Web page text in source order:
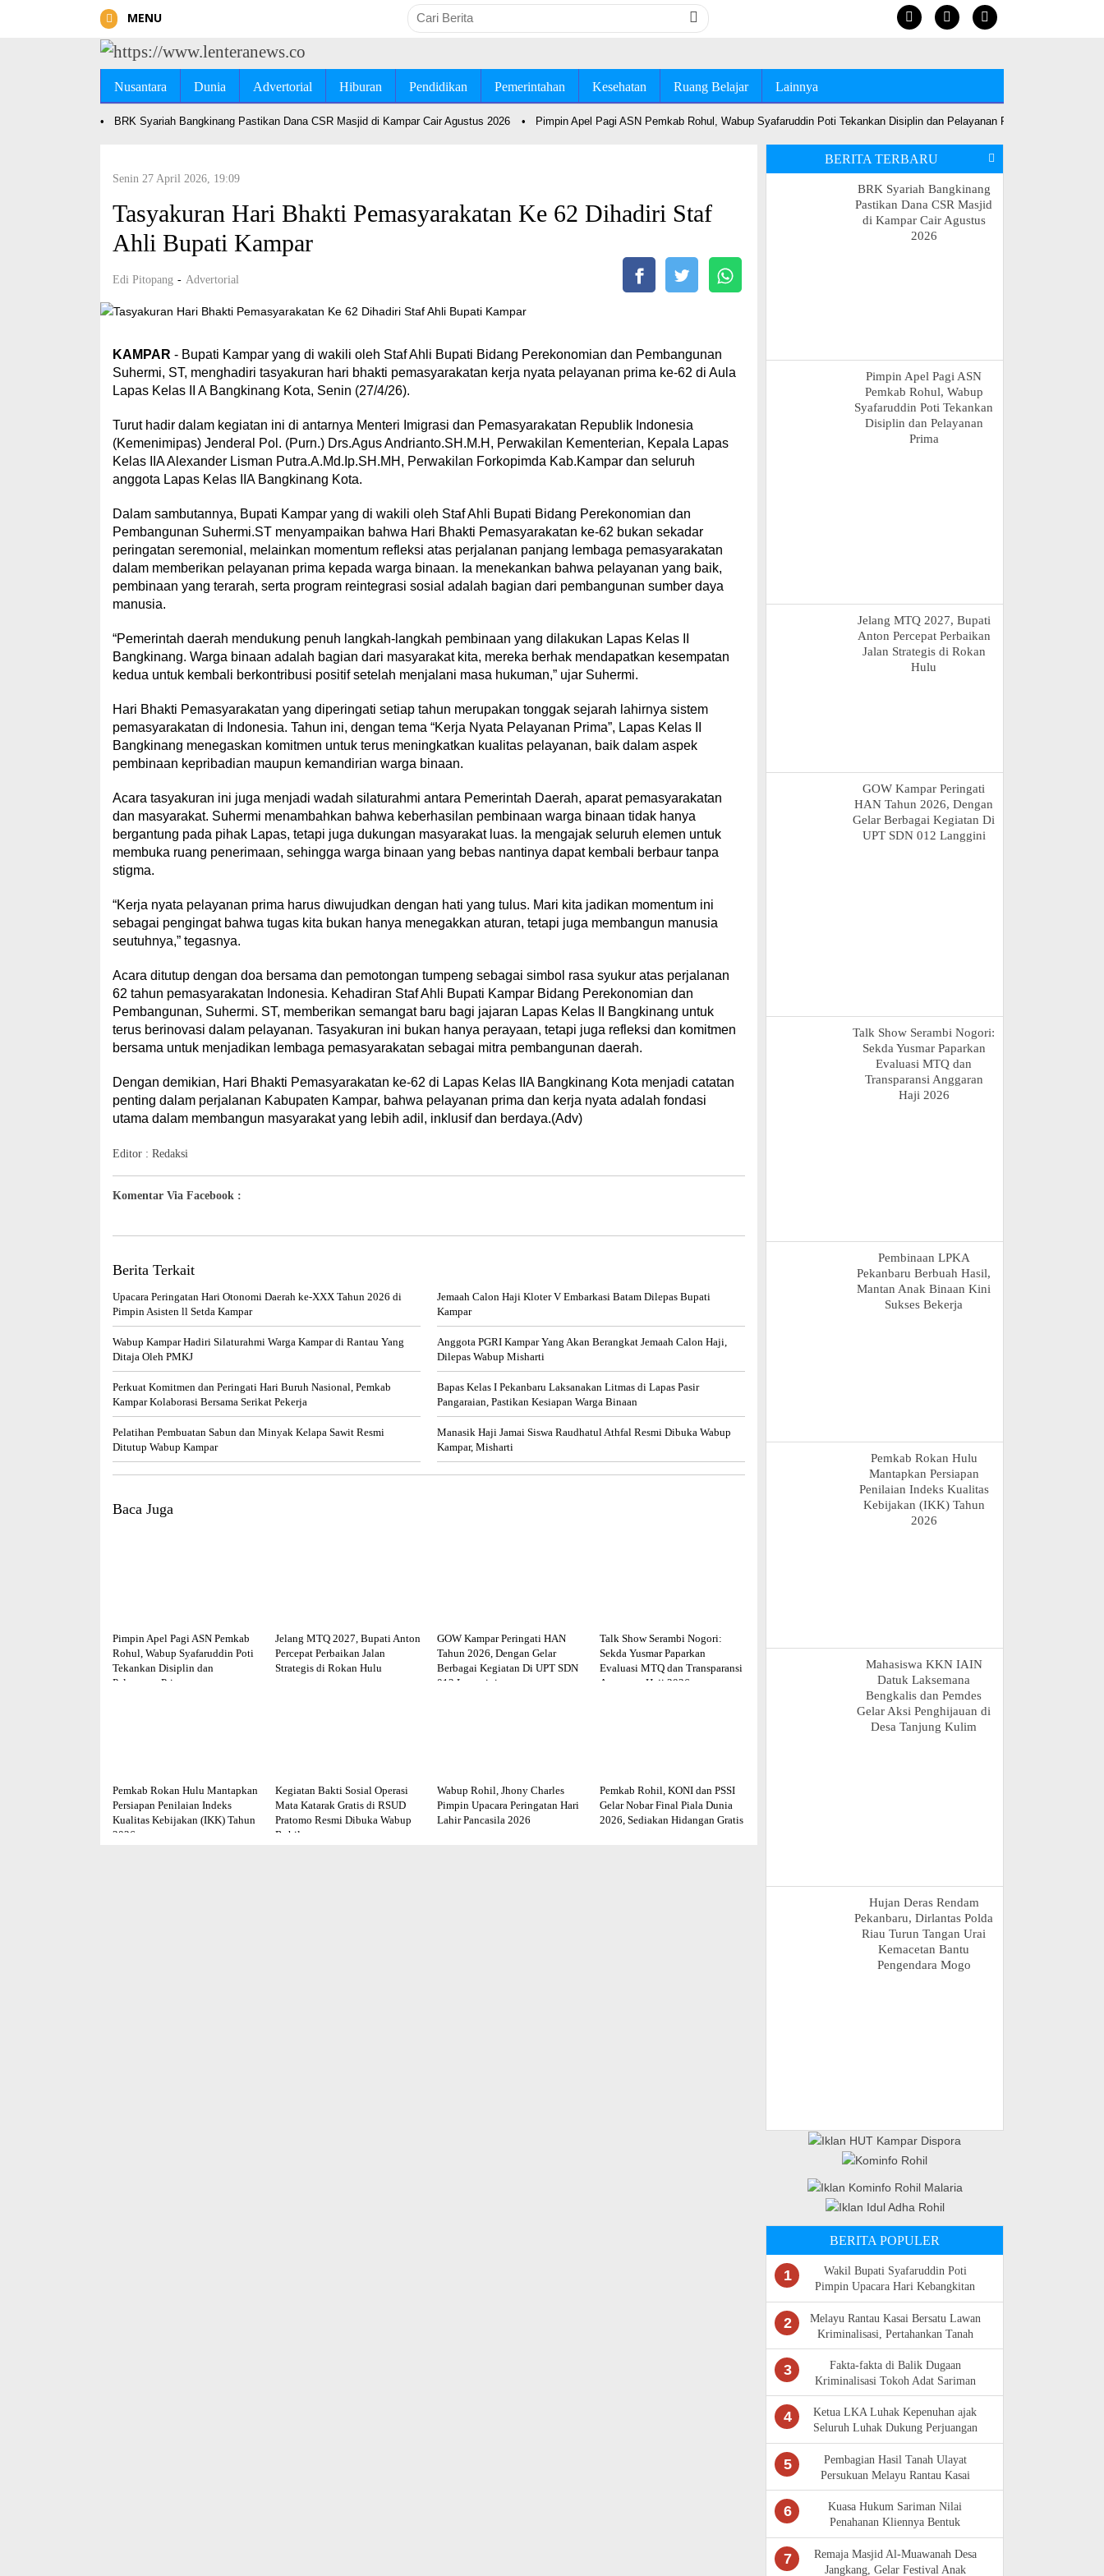
MENU
Nusantara Dunia Advertorial Hiburan Pendidikan Pemerintahan Kesehatan Ruang Belajar Lainnya
• BRK Syariah Bangkinang Pastikan Dana CSR Masjid di Kampar Cair Agustus 2026 • Pimpin Apel Pagi ASN Pemkab Rohul, Wabup Syafaruddin Poti Tekankan Disiplin dan Pelayanan Prima
Senin 27 April 2026, 19:09
Tasyakuran Hari Bhakti Pemasyarakatan Ke 62 Dihadiri Staf
Ahli Bupati Kampar
Edi Pitopang - Advertorial
KAMPAR - Bupati Kampar yang di wakili oleh Staf Ahli Bupati Bidang Perekonomian dan Pembangunan
Suhermi, ST, menghadiri tasyakuran hari bhakti pemasyarakatan kerja nyata pelayanan prima ke-62 di Aula
Lapas Kelas II A Bangkinang Kota, Senin (27/4/26).
Turut hadir dalam kegiatan ini di antarnya Menteri Imigrasi dan Pemasyarakatan Republik Indonesia
(Kemenimipas) Jenderal Pol. (Purn.) Drs.Agus Andrianto.SH.M.H, Perwakilan Kementerian, Kepala Lapas
Kelas IIA Alexander Lisman Putra.A.Md.Ip.SH.MH, Perwakilan Forkopimda Kab.Kampar dan seluruh
anggota Lapas Kelas IIA Bangkinang Kota.
Dalam sambutannya, Bupati Kampar yang di wakili oleh Staf Ahli Bupati Bidang Perekonomian dan
Pembangunan Suhermi.ST menyampaikan bahwa Hari Bhakti Pemasyarakatan ke-62 bukan sekadar
peringatan seremonial, melainkan momentum refleksi atas perjalanan panjang lembaga pemasyarakatan
dalam memberikan pelayanan prima kepada warga binaan. Ia menekankan bahwa pelayanan yang baik,
pembinaan yang terarah, serta program reintegrasi sosial adalah bagian dari pembangunan sumber daya
manusia.
“Pemerintah daerah mendukung penuh langkah-langkah pembinaan yang dilakukan Lapas Kelas II
Bangkinang. Warga binaan adalah bagian dari masyarakat kita, mereka berhak mendapatkan kesempatan
kedua untuk kembali berkontribusi positif setelah menjalani masa hukuman,” ujar Suhermi.
Hari Bhakti Pemasyarakatan yang diperingati setiap tahun merupakan tonggak sejarah lahirnya sistem
pemasyarakatan di Indonesia. Tahun ini, dengan tema “Kerja Nyata Pelayanan Prima”, Lapas Kelas II
Bangkinang menegaskan komitmen untuk terus meningkatkan kualitas pelayanan, baik dalam aspek
pembinaan kepribadian maupun kemandirian warga binaan.
Acara tasyakuran ini juga menjadi wadah silaturahmi antara Pemerintah Daerah, aparat pemasyarakatan
dan masyarakat. Suhermi menambahkan bahwa keberhasilan pembinaan warga binaan tidak hanya
bergantung pada pihak Lapas, tetapi juga dukungan masyarakat luas. Ia mengajak seluruh elemen untuk
membuka ruang penerimaan, sehingga warga binaan yang bebas nantinya dapat kembali berbaur tanpa
stigma.
“Kerja nyata pelayanan prima harus diwujudkan dengan hati yang tulus. Mari kita jadikan momentum ini
sebagai pengingat bahwa tugas kita bukan hanya menegakkan aturan, tetapi juga membangun manusia
seutuhnya,” tegasnya.
Acara ditutup dengan doa bersama dan pemotongan tumpeng sebagai simbol rasa syukur atas perjalanan
62 tahun pemasyarakatan Indonesia. Kehadiran Staf Ahli Bupati Kampar Bidang Perekonomian dan
Pembangunan, Suhermi. ST, memberikan semangat baru bagi jajaran Lapas Kelas II Bangkinang untuk
terus berinovasi dalam pelayanan. Tasyakuran ini bukan hanya perayaan, tetapi juga refleksi dan komitmen
bersama untuk menjadikan lembaga pemasyarakatan sebagai mitra pembangunan daerah.
Dengan demikian, Hari Bhakti Pemasyarakatan ke-62 di Lapas Kelas IIA Bangkinang Kota menjadi catatan
penting dalam perjalanan Kabupaten Kampar, bahwa pelayanan prima dan kerja nyata adalah fondasi
utama dalam membangun masyarakat yang lebih adil, inklusif dan berdaya.(Adv)
Editor : Redaksi
Komentar Via Facebook :
Berita Terkait
Upacara Peringatan Hari Otonomi Daerah ke-XXX Tahun 2026 di
Pimpin Asisten ll Setda Kampar
Jemaah Calon Haji Kloter V Embarkasi Batam Dilepas Bupati
Kampar
Wabup Kampar Hadiri Silaturahmi Warga Kampar di Rantau Yang
Ditaja Oleh PMKJ
Anggota PGRI Kampar Yang Akan Berangkat Jemaah Calon Haji,
Dilepas Wabup Misharti
Perkuat Komitmen dan Peringati Hari Buruh Nasional, Pemkab
Kampar Kolaborasi Bersama Serikat Pekerja
Bapas Kelas I Pekanbaru Laksanakan Litmas di Lapas Pasir
Pangaraian, Pastikan Kesiapan Warga Binaan
Pelatihan Pembuatan Sabun dan Minyak Kelapa Sawit Resmi
Ditutup Wabup Kampar
Manasik Haji Jamai Siswa Raudhatul Athfal Resmi Dibuka Wabup
Kampar, Misharti
Baca Juga
Pimpin Apel Pagi ASN Pemkab
Rohul, Wabup Syafaruddin Poti
Tekankan Disiplin dan
Pelayanan Prima
Jelang MTQ 2027, Bupati Anton
Percepat Perbaikan Jalan
Strategis di Rokan Hulu
GOW Kampar Peringati HAN
Tahun 2026, Dengan Gelar
Berbagai Kegiatan Di UPT SDN
012 Langgini
Talk Show Serambi Nogori:
Sekda Yusmar Paparkan
Evaluasi MTQ dan Transparansi
Anggaran Haji 2026
Pemkab Rokan Hulu Mantapkan
Persiapan Penilaian Indeks
Kualitas Kebijakan (IKK) Tahun
2026
Kegiatan Bakti Sosial Operasi
Mata Katarak Gratis di RSUD
Pratomo Resmi Dibuka Wabup
Rohil
Wabup Rohil, Jhony Charles
Pimpin Upacara Peringatan Hari
Lahir Pancasila 2026
Pemkab Rohil, KONI dan PSSI
Gelar Nobar Final Piala Dunia
2026, Sediakan Hidangan Gratis
BERITA TERBARU
BRK Syariah Bangkinang
Pastikan Dana CSR Masjid
di Kampar Cair Agustus
2026
Pimpin Apel Pagi ASN
Pemkab Rohul, Wabup
Syafaruddin Poti Tekankan
Disiplin dan Pelayanan
Prima
Jelang MTQ 2027, Bupati
Anton Percepat Perbaikan
Jalan Strategis di Rokan
Hulu
GOW Kampar Peringati
HAN Tahun 2026, Dengan
Gelar Berbagai Kegiatan Di
UPT SDN 012 Langgini
Talk Show Serambi Nogori:
Sekda Yusmar Paparkan
Evaluasi MTQ dan
Transparansi Anggaran
Haji 2026
Pembinaan LPKA
Pekanbaru Berbuah Hasil,
Mantan Anak Binaan Kini
Sukses Bekerja
Pemkab Rokan Hulu
Mantapkan Persiapan
Penilaian Indeks Kualitas
Kebijakan (IKK) Tahun
2026
Mahasiswa KKN IAIN
Datuk Laksemana
Bengkalis dan Pemdes
Gelar Aksi Penghijauan di
Desa Tanjung Kulim
Hujan Deras Rendam
Pekanbaru, Dirlantas Polda
Riau Turun Tangan Urai
Kemacetan Bantu
Pengendara Mogo
BERITA POPULER
1
Wakil Bupati Syafaruddin Poti
Pimpin Upacara Hari Kebangkitan
Nasional Ke -118 di Rokan Hulu
2
Melayu Rantau Kasai Bersatu Lawan
Kriminalisasi, Pertahankan Tanah
Ulayat
3
Fakta-fakta di Balik Dugaan
Kriminalisasi Tokoh Adat Sariman
Siregar
4
Ketua LKA Luhak Kepenuhan ajak
Seluruh Luhak Dukung Perjuangan
Masyarakat Adat Rantau Kasai
5
Pembagian Hasil Tanah Ulayat
Persukuan Melayu Rantau Kasai
Sempat Diwarnai Kericuhan
6
Kuasa Hukum Sariman Nilai
Penahanan Kliennya Bentuk
Kriminalisasi,Bantah Isu Tunggangan
LAM Riau
7
Remaja Masjid Al-Muawanah Desa
Jangkang, Gelar Festival Anak